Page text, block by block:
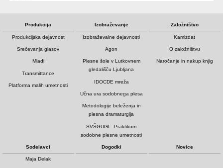
Produkcija
Produkcijska dejavnost
Srečevanja glasov
Mladi
Transmittance
Platforma malih umetnosti
Izobraževanje
Izobraževalne dejavnosti
Agon
Plesne šole v Lutkovnem
gledališču Ljubljana
IDOCDE mreža
Učna ura sodobnega plesa
Metodologije beleženja in
plesna dramaturgija
SVŠGUGL: Praktikum
sodobne plesne umetnosti
Založništvo
Kamizdat
O založništvu
Naročanje in nakup knjig
Sodelavci
Maja Delak
Dogodki Novice